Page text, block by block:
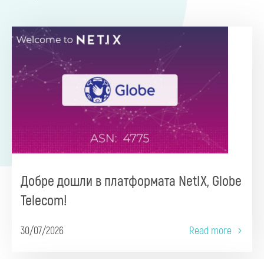
Добре дошли в платформата NetIX, Globe
Telecom!
30/07/2026 Read more